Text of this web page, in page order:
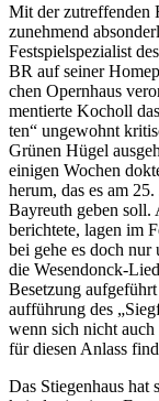
Mit der zu­tref­fen­den
zu­neh­mend
Fest­spiel­spe­zia­list
BR auf sei­ner
chen Opern­haus
men­tier­te Kocholl
ten“ un­ge­wohnt
Grü­nen Hü­gel
ei­ni­gen Wo­chen
her­um, das es am
Bay­reuth ge­ben soll.
be­rich­te­te, la­gen im
bei gehe es doch nur
die We­sen­don­ck-
Be­set­zung
auf­füh­rung des
wenn sich nicht auch
für die­sen An­lass
Das Stie­gen­haus